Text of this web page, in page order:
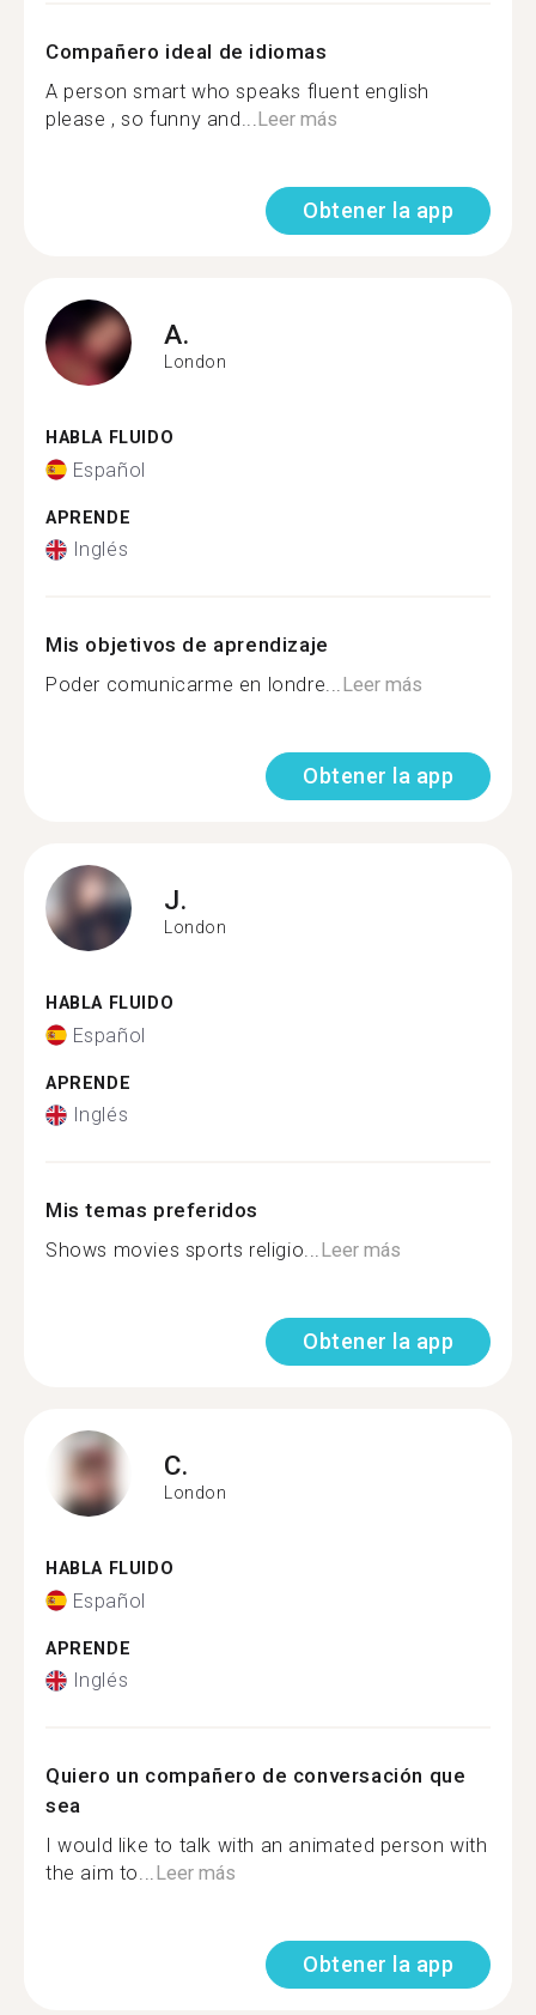
Compañero ideal de idiomas
A person smart who speaks fluent english
please , so funny and...Leer más
Obtener la app
A.
London
HABLA FLUIDO
Español
APRENDE
Inglés
Mis objetivos de aprendizaje
Poder comunicarme en londre...Leer más
Obtener la app
J.
London
HABLA FLUIDO
Español
APRENDE
Inglés
Mis temas preferidos
Shows movies sports religio...Leer más
Obtener la app
C.
London
HABLA FLUIDO
Español
APRENDE
Inglés
Quiero un compañero de conversación que
sea
I would like to talk with an animated person with
the aim to...Leer más
Obtener la app